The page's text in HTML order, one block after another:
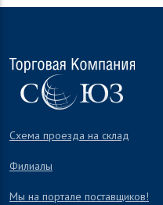
Схема проезда на склад
Филиалы
Мы на портале поставщиков!